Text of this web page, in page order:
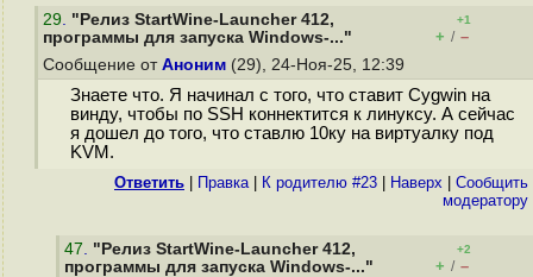
29. "Релиз StartWine-Launcher 412,
программы для запуска Windows-..."
+1
+ / –
Сообщение от Аноним (29), 24-Ноя-25, 12:39
Знаете что. Я начинал с того, что ставит Cygwin на
винду, чтобы по SSH коннектится к линуксу. А сейчас
я дошел до того, что ставлю 10ку на виртуалку под
KVM.
Ответить Правка| К родителю #23 Наверх
Cообщить
модератору
47. "Релиз StartWine-Launcher 412,
программы для запуска Windows-..."
+2
+ / –